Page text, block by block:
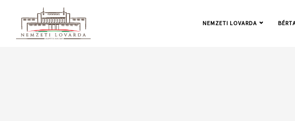
NEMZETI LOVARDA